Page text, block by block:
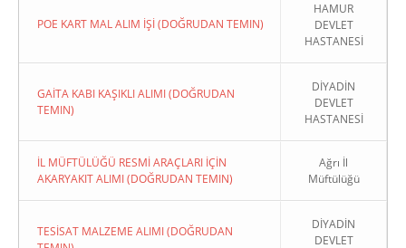
POE KART MAL ALIM İŞİ (DOĞRUDAN TEMIN)
HAMUR
DEVLET
HASTANESİ
GAİTA KABI KAŞIKLI ALIMI (DOĞRUDAN
TEMIN)
DİYADİN
DEVLET
HASTANESİ
İL MÜFTÜLÜĞÜ RESMİ ARAÇLARI İÇİN
AKARYAKIT ALIMI (DOĞRUDAN TEMIN)
Ağrı İl
Müftülüğü
TESİSAT MALZEME ALIMI (DOĞRUDAN
DİYADİN
DEVLET